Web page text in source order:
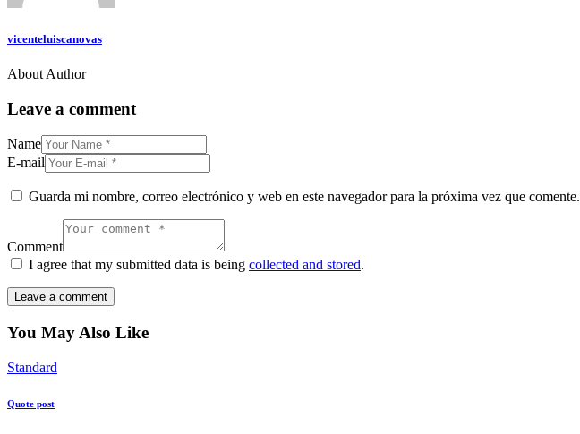
vicenteluiscanovas
About Author
Leave a comment
Name
E-mail
Guarda mi nombre, correo electrónico y web en este navegador para la próxima vez que comente.
Comment
I agree that my submitted data is being collected and stored.
You May Also Like
Standard
Quote post